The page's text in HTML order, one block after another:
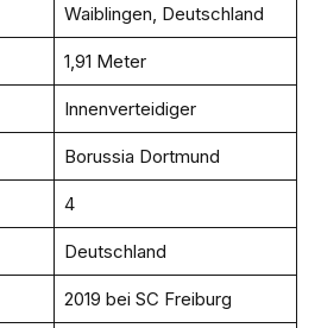
Waiblingen, Deutschland
1,91 Meter
Innenverteidiger
Borussia Dortmund
4
Deutschland
2019 bei SC Freiburg